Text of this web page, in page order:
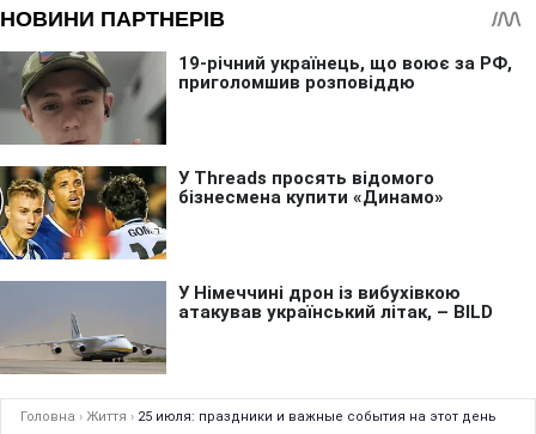
Головна › Життя › 25 июля: праздники и важные события на этот день